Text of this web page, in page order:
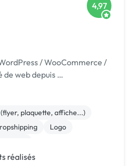
4,97
/ WooCommerce /
de web depuis …
plaquette, affiche...)
Logo
Charte graphique
réalisés